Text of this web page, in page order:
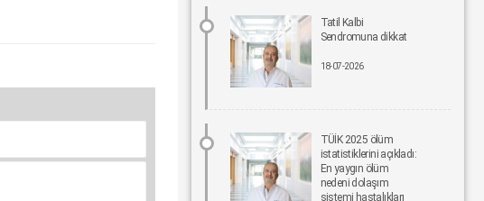
Parkinson riskinde çevresel faktörler öne çıkıyor!
15-06-2026 12:00
Sigara Kullanım ve Bırakma Davranışları
Akademisi Ulusal Tütün Kontrolü Kongresi’nde Yer
Aldı
Tatil Kalbi
Sendromuna dikkat
18-07-2026
TÜİK 2025 ölüm
istatistiklerini açıkladı:
En yaygın ölüm
nedeni dolaşım
sistemi hastalıkları